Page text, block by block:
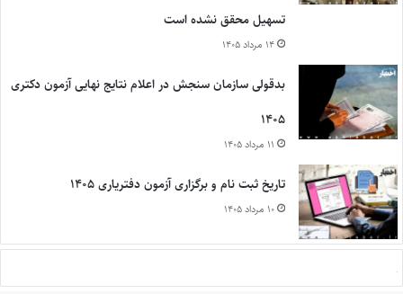
تسهیل محقق نشده است
۱۴ مرداد ۱۴۰۵
بدقولی سازمان سنجش در اعلام نتایج نهایی آزمون دکتری
۱۴۰۵
۱۱ مرداد ۱۴۰۵
تاریخ ثبت نام و برگزاری آزمون دفتریاری ۱۴۰۵
۱۰ مرداد ۱۴۰۵